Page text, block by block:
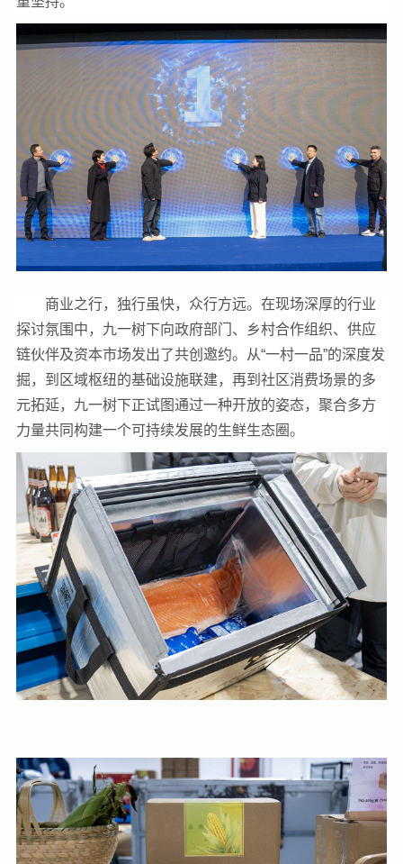
商业之行，独行虽快，众行方远。在现场深厚的行业
探讨氛围中，九一树下向政府部门、乡村合作组织、供应
链伙伴及资本市场发出了共创邀约。从“一村一品”的深度发
掘，到区域枢纽的基础设施联建，再到社区消费场景的多
元拓延，九一树下正试图通过一种开放的姿态，聚合多方
力量共同构建一个可持续发展的生鲜生态圈。